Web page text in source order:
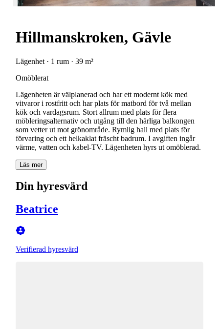
Hillmanskroken, Gävle
Lägenhet · 1 rum · 39 m²
Omöblerat
Lägenheten är välplanerad och har ett modernt kök med
vitvaror i rostfritt och har plats för matbord för två mellan
kök och vardagsrum. Stort allrum med plats för flera
möbleringsalternativ och utgång till den härliga balkongen
som vetter ut mot grönområde. Rymlig hall med plats för
förvaring och ett helkaklat fräscht badrum. I avgiften ingår
Läs mer
Din hyresvärd
Beatrice
Verifierad hyresvärd